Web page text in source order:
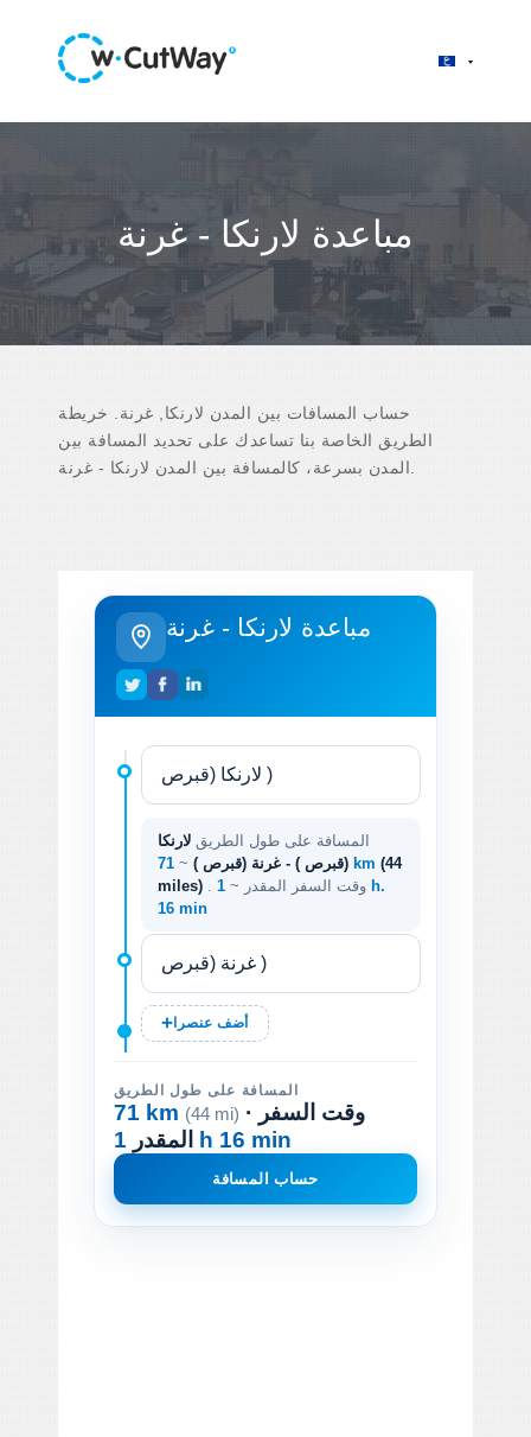
مباعدة لارنكا - غرنة
حساب المسافات بين المدن لارنكا, غرنة. خريطة
الطريق الخاصة بنا تساعدك على تحديد المسافة بين
مباعدة لارنكا - غرنة
المسافة على طول الطريق لارنكا
(قبرص ) - غرنة (قبرص ) ~ 71 km (44
miles)
. وقت السفر المقدر ~ 1 h.
16 min
أضف عنصرا
المسافة على طول الطريق
71 km (44 mi) · وقت السفر
المقدر 1 h 16 min
حساب المسافة